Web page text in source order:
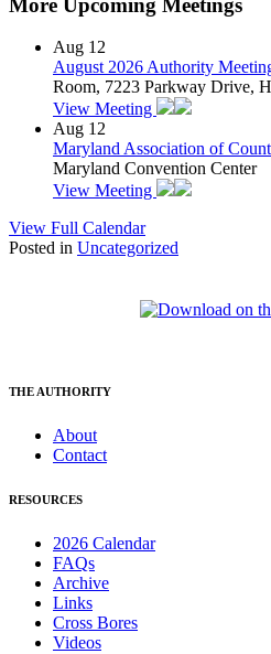
More Upcoming Meetings
Aug 12
August 2026 Authority
Room, 7223 Parkway Drive,
View Meeting
Aug 12
Maryland Association of
Maryland Convention Center
View Meeting
View Full Calendar
Posted in Uncategorized
THE AUTHORITY
About
Contact
RESOURCES
2026 Calendar
FAQs
Archive
Links
Cross Bores
Videos